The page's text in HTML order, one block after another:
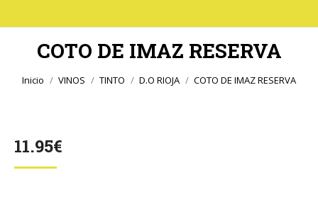
COTO DE IMAZ RESERVA
Estás aquí:
Inicio VINOS TINTO D.O RIOJA COTO DE IMAZ RESERVA
11.95€